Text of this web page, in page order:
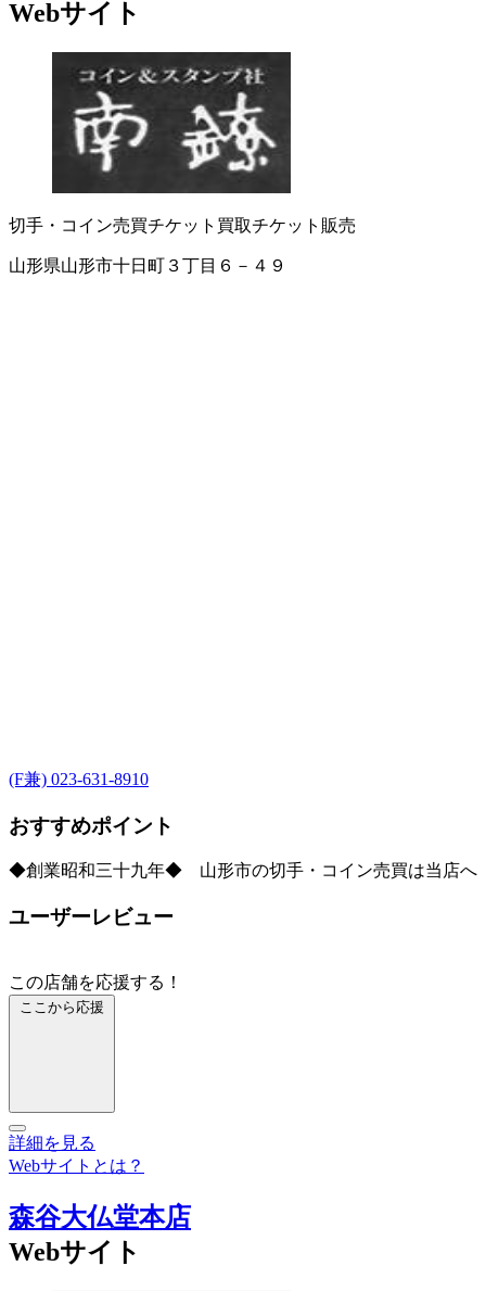
Webサイト
切手・コイン売買チケット買取チケット販売
山形県山形市十日町３丁目６－４９
(F兼) 023-631-8910
おすすめポイント
◆創業昭和三十九年◆ 山形市の切手・コイン売買は当店へ
ユーザーレビュー
この店舗を応援する！
ここから応援
詳細を見る
Webサイトとは？
森谷大仏堂本店
Webサイト